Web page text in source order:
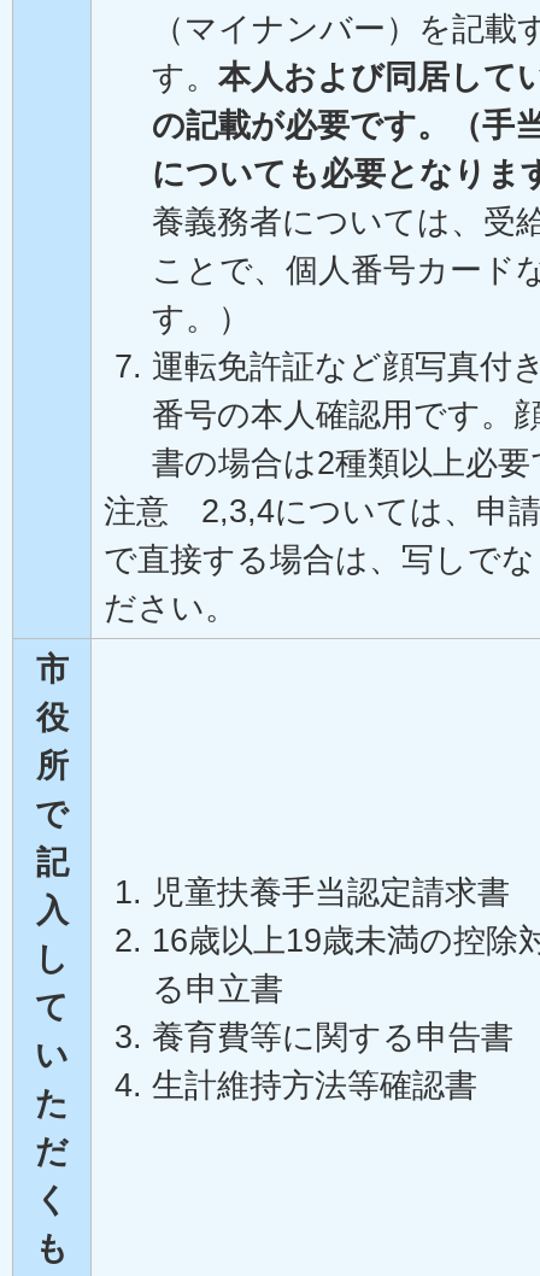
（マイナンバー）を記載
す。 本人および同居して
の記載が必要です。（手
についても必要となりま
養義務者については、受
ことで、個人番号カード
す。）
運転免許証など顔写真付
番号の本人確認用です。
書の場合は2種類以上必
注意 2,3,4については、申
で直接する場合は、写しで
ださい。
市
役
所
で
記
入
し
て
い
た
だ
く
も
児童扶養手当認定請求書
16歳以上19歳未満の控除
る申立書
養育費等に関する申告書
生計維持方法等確認書